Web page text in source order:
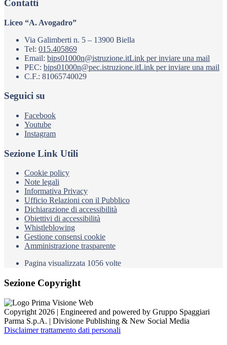
Contatti
Liceo “A. Avogadro”
Via Galimberti n. 5 – 13900 Biella
Tel: 015.405869
Email: bips01000n@istruzione.itLink per inviare una mail
PEC: bips01000n@pec.istruzione.itLink per inviare una mail
C.F.: 81065740029
Seguici su
Facebook
Youtube
Instagram
Sezione Link Utili
Cookie policy
Note legali
Informativa Privacy
Ufficio Relazioni con il Pubblico
Dichiarazione di accessibilità
Obiettivi di accessibilità
Whistleblowing
Gestione consensi cookie
Amministrazione trasparente
Pagina visualizzata 1056 volte
Sezione Copyright
Copyright 2026 | Engineered and powered by Gruppo Spaggiari
Parma S.p.A. | Divisione Publishing & New Social Media
Disclaimer trattamento dati personali